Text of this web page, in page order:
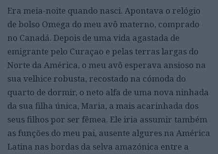
Era meia-noite quando nasci. Apontava o relógio
de bolso Omega do meu avô materno, comprado
no Canadá. Depois de uma vida agastada de
emigrante pelo Curaçao e pelas terras largas do
Norte da América, o meu avô esperava ansioso na
sua velhice robusta, recostado na cómoda do
quarto de dormir, o neto alfa de uma nova ninhada
da sua filha única, Maria, a mais acarinhada dos
seus filhos por ser fêmea. Ele iria assumir também
as funções do meu pai, ausente algures na América
Latina nas bordas da selva amazónica entre a